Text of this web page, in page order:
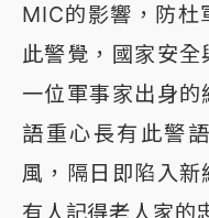
MIC的影響，防杜
此警覺，國家安全
一位軍事家出身
語重心長有此警
風，隔日即陷入